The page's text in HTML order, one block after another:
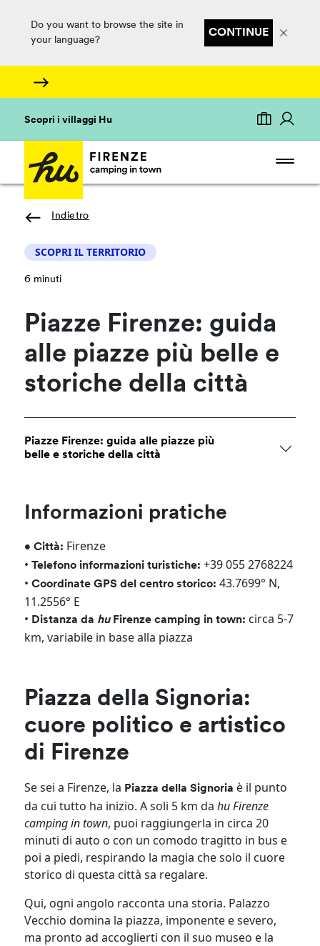
Do you want to browse the site in
your language?
CONTINUE
Scopri i villaggi Hu
Indietro
SCOPRI IL TERRITORIO
6 minuti
Piazze Firenze: guida
alle piazze più belle e
storiche della città
Piazze Firenze: guida alle piazze più
belle e storiche della città
Informazioni pratiche
• Città: Firenze
•Telefono informazioni turistiche: +39 055 2768224
•Coordinate GPS del centro storico: 43.7699° N,
11.2556° E
• Distanza da huFirenze camping in town: circa 5-7
km, variabile in base alla piazza
Piazza della Signoria:
cuore politico e artistico
di Firenze
Se sei a Firenze, la Piazza della Signoria è il punto
da cui tutto ha inizio. A soli 5 km dahu Firenze
camping in town, puoi raggiungerla in circa 20
minuti di auto o con un comodo tragitto in bus e
poi a piedi, respirando la magia che solo il cuore
storico di questa città sa regalare.
Qui, ogni angolo racconta una storia. Palazzo
Vecchio domina la piazza, imponente e severo,
ma pronto ad accoglierti con il suo museo e la